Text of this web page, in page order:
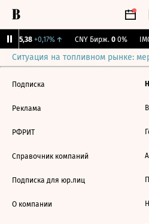
115,38 +0,17%↑ CNY Бирж. 0 0%
Ситуация на топливном рынке:
Подписка
Реклама
РФРИТ
Справочник компаний
Подписка для юр.лиц
О компании